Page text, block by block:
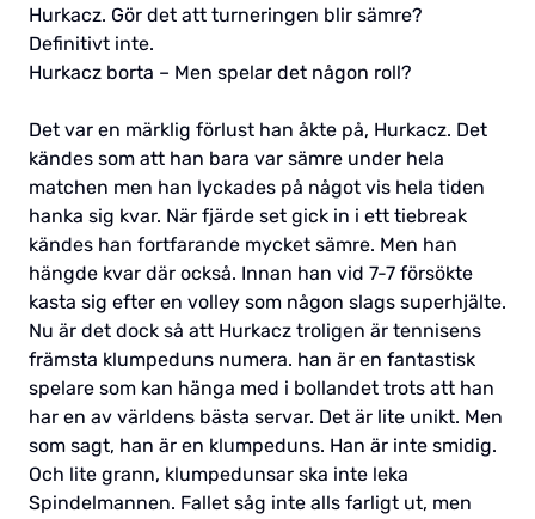
Hurkacz. Gör det att turneringen blir sämre?
Definitivt inte.
Hurkacz borta – Men spelar det någon roll?
Det var en märklig förlust han åkte på, Hurkacz. Det
kändes som att han bara var sämre under hela
matchen men han lyckades på något vis hela tiden
hanka sig kvar. När fjärde set gick in i ett tiebreak
kändes han fortfarande mycket sämre. Men han
hängde kvar där också. Innan han vid 7-7 försökte
kasta sig efter en volley som någon slags superhjälte.
Nu är det dock så att Hurkacz troligen är tennisens
främsta klumpeduns numera. han är en fantastisk
spelare som kan hänga med i bollandet trots att han
har en av världens bästa servar. Det är lite unikt. Men
som sagt, han är en klumpeduns. Han är inte smidig.
Och lite grann, klumpedunsar ska inte leka
Spindelmannen. Fallet såg inte alls farligt ut, men